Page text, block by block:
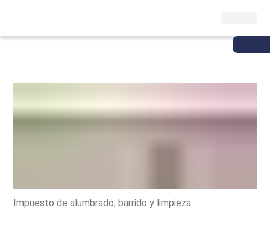
Impuesto de alumbrado, barrido y limpieza